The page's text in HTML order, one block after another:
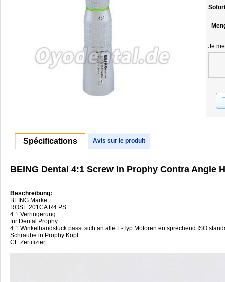
Je
Spécifications Avis sur le produit
BEING Dental 4:1 Screw In Prophy Contra Angle
Beschreibung:
BEING Marke
ROSE 201CA R4 PS
4:1 Verringerung
für Dental Prophy
4:1 Winkelhandstück passt sich an alle E-Typ Motoren entsprechend ISO
Schraube in Prophy Kopf
CE Zertifiziert